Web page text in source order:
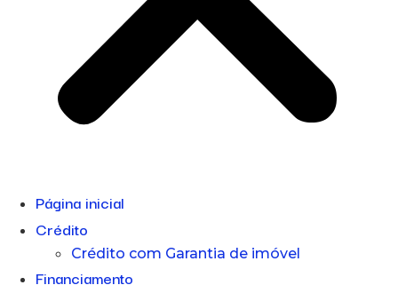
Página inicial
Crédito
Crédito com Garantia de imóvel
Financiamento